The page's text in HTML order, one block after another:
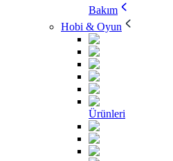
Bakım
Hobi & Oyun
Ürünleri